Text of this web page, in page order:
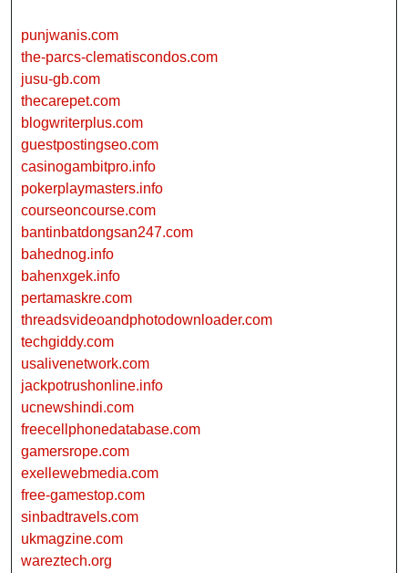
punjwanis.com
the-parcs-clematiscondos.com
jusu-gb.com
thecarepet.com
blogwriterplus.com
guestpostingseo.com
casinogambitpro.info
pokerplaymasters.info
courseoncourse.com
bantinbatdongsan247.com
bahednog.info
bahenxgek.info
pertamaskre.com
threadsvideoandphotodownloader.com
techgiddy.com
usalivenetwork.com
jackpotrushonline.info
ucnewshindi.com
freecellphonedatabase.com
gamersrope.com
exellewebmedia.com
free-gamestop.com
sinbadtravels.com
ukmagzine.com
wareztech.org